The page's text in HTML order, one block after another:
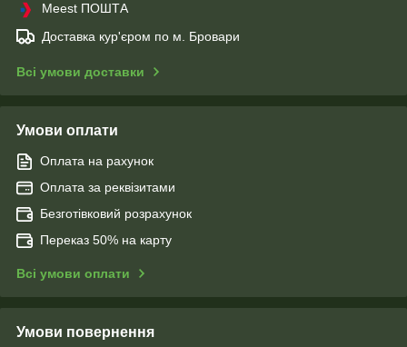
Meest ПОШТА
Доставка кур'єром по м. Бровари
Всі умови доставки
Умови оплати
Оплата на рахунок
Оплата за реквізитами
Безготівковий розрахунок
Переказ 50% на карту
Всі умови оплати
Умови повернення